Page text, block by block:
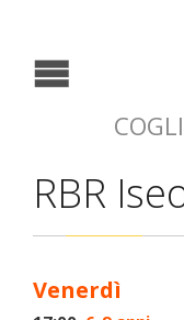
RBR
Venerdì